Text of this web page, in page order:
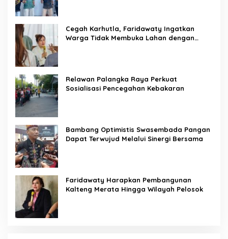
Cegah Karhutla, Faridawaty Ingatkan
Warga Tidak Membuka Lahan dengan
Relawan Palangka Raya Perkuat
Sosialisasi Pencegahan Kebakaran
Bambang Optimistis Swasembada Pangan
Dapat Terwujud Melalui Sinergi Bersama
Faridawaty Harapkan Pembangunan
Kalteng Merata Hingga Wilayah Pelosok